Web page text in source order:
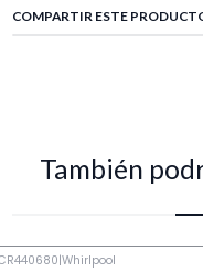
COMPARTIR ESTE
También
|Whirlpool